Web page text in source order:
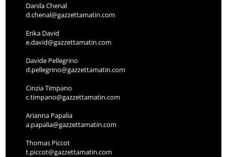
Danila Chenal
d.chenal@gazzettamatin.com
Erika David
e.david@gazzettamatin.com
Davide Pellegrino
d.pellegrino@gazzettamatin.com
Cinzia Timpano
c.timpano@gazzettamatin.com
Arianna Papalia
a.papalia@gazzettamatin.com
Thomas Piccot
t.piccot@gazzettamatin.com